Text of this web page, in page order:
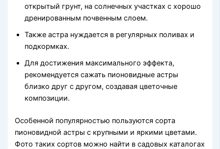
открытый грунт, на солнечных участках с хорошо
дренированным почвенным слоем.
Также астра нуждается в регулярных поливах и
подкормках.
Для достижения максимального эффекта,
рекомендуется сажать пионовидные астры
близко друг с другом, создавая цветочные
композиции.
Особенной популярностью пользуются сорта
пионовидной астры с крупными и яркими цветами.
Фото таких сортов можно найти в садовых каталогах